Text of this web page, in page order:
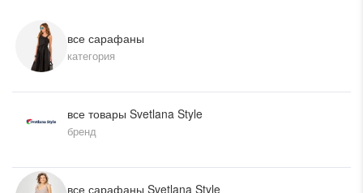
все сарафаны
категория
все товары Svetlana Style
бренд
все сарафаны Svetlana Style